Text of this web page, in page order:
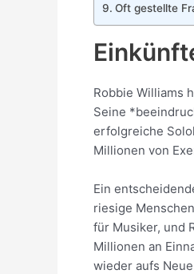
Oft gestellte
Robbie Williams
Seine
erfolgreiche
Millionen von
Ein
riesige
für Musiker, und
Millionen an
wieder aufs